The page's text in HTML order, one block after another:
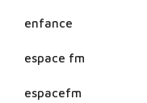
enfance
espace fm
espacefm